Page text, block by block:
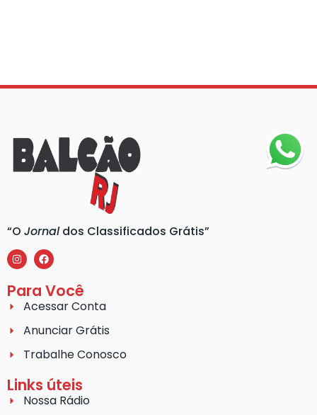
“O Jornaldos Classificados Grátis”
Para Você
Acessar Conta
Anunciar Grátis
Trabalhe Conosco
Links úteis
Nossa Rádio